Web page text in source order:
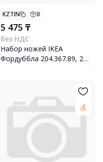
KZTIN 0
5 475 ₸
без НДС
Набор ножей IKEA
Фордуббла 204.367.89, 2